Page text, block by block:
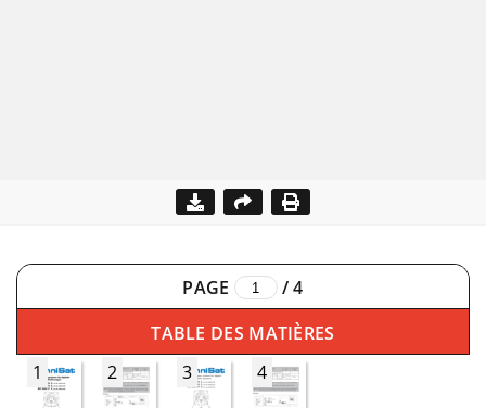
PAGE /4
TABLE DES MATIÈRES
1
2 3 4